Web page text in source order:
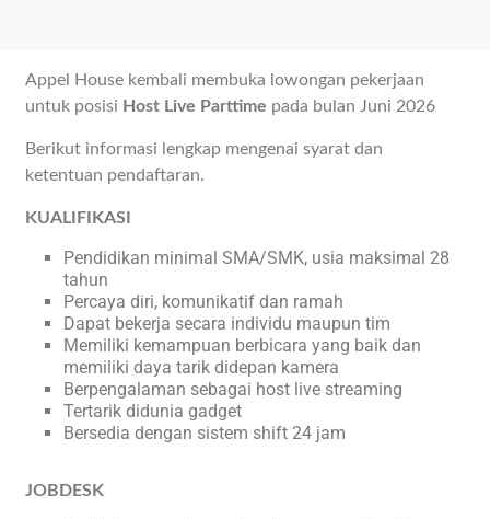
Appel House kembali membuka lowongan pekerjaan
untuk posisi Host Live Parttime pada bulan Juni 2026
Berikut informasi lengkap mengenai syarat dan
ketentuan pendaftaran.
KUALIFIKASI
Pendidikan minimal SMA/SMK, usia maksimal 28
tahun
Percaya diri, komunikatif dan ramah
Dapat bekerja secara individu maupun tim
Memiliki kemampuan berbicara yang baik dan
memiliki daya tarik didepan kamera
Berpengalaman sebagai host live streaming
Tertarik didunia gadget
Bersedia dengan sistem shift 24 jam
JOBDESK